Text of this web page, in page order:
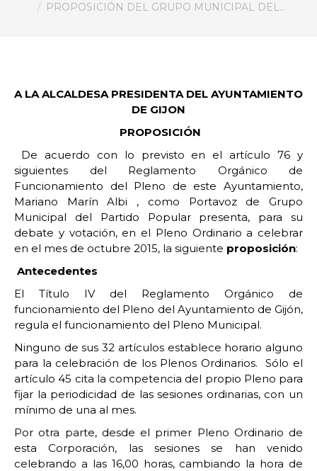
PROPOSICIÓN DEL GRUPO MUNICIPAL DEL…
A LA ALCALDESA PRESIDENTA DEL AYUNTAMIENTO
DE GIJON
PROPOSICIÓN
De acuerdo con lo previsto en el artículo 76 y
siguientes del Reglamento Orgánico de
Funcionamiento del Pleno de este Ayuntamiento,
Mariano Marín Albi , como Portavoz de Grupo
Municipal del Partido Popular presenta, para su
debate y votación, en el Pleno Ordinario a celebrar
en el mes de octubre 2015, la siguiente proposición:
Antecedentes
El Título IV del Reglamento Orgánico de
funcionamiento del Pleno del Ayuntamiento de Gijón,
regula el funcionamiento del Pleno Municipal.
Ninguno de sus 32 artículos establece horario alguno
para la celebración de los Plenos Ordinarios. Sólo el
artículo 45 cita la competencia del propio Pleno para
fijar la periodicidad de las sesiones ordinarias, con un
mínimo de una al mes.
Por otra parte, desde el primer Pleno Ordinario de
esta Corporación, las sesiones se han venido
celebrando a las 16,00 horas, cambiando la hora de